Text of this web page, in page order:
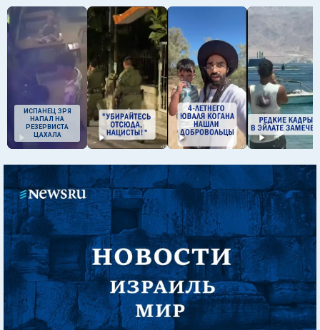
ИСПАНЕЦ ЗРЯ
НАПАЛ НА
РЕЗЕРВИСТА
ЦАХАЛА